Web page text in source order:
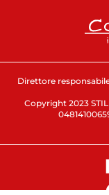
Direttore
Copyright 2023